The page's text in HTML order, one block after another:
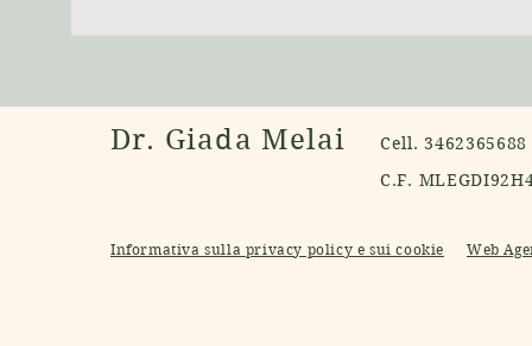
Dr. Giada Melai Cell.
C.F.
Informativa sulla privacy policy e sui cookie Web